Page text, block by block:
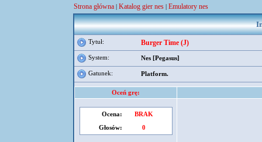
Strona główna | Katalog gier nes | Emulatory nes
Tytuł: Burger Time (J)
System: Nes [Pegasus]
Gatunek: Platform.
Oceń grę:
Ocena:
BRAK
Głosów:
0